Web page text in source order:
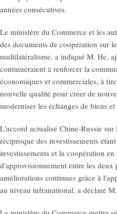
années consécutives.
Le ministère du Commerce et les
des documents de coopération sur
multilatéralisme, a indiqué M. He,
continueraient à renforcer la
économiques et commerciales, à
nouvelle qualité pour créer de
moderniser les échanges de biens
L'accord actualisé Chine-Russie
réciproque des investissements
investissements et la coopération
d'approvisionnement entre les deux
améliorations continues grâce à
au niveau infranational, a déclaré